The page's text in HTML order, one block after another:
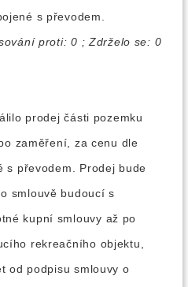
s převodem.
proti: 0 ; Zdrželo se: 0
prodej části pozemku
zaměření, za cenu dle
s převodem. Prodej bude
smlouvě budoucí s
kupní smlouvy až po
rekreačního objektu,
od podpisu smlouvy o